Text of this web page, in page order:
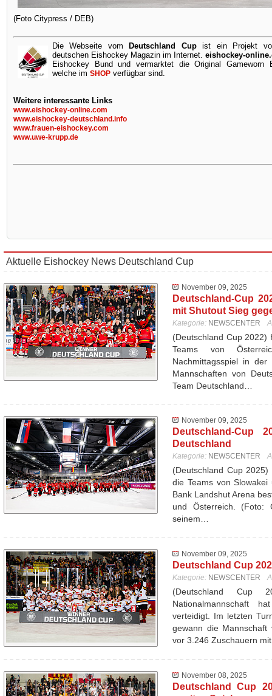
(Foto Citypress / DEB)
Die Webseite vom Deutschland Cupist ein Projekt
deutschen Eishockey Magazin im Internet. eishockey-
Eishockey Bund und vermarktet die Original Gameworn
welche im SHOP verfügbar sind.
Weitere interessante Links
www.eishockey-online.com
www.eishockey-deutschland.info
www.frauen-eishockey.com
www.uwe-krupp.de
Aktuelle Eishockey News Deutschland Cup
November 09, 2025
Deutschland-Cup
mit Shutout Sieg
Kategorie: NEWSCENTER
(Deutschland Cup 2022)
Teams von
Nachmittagsspiel in
Mannschaften von
Team Deutschland…
November 09, 2025
Deutschland-Cup
Deutschland
Kategorie: NEWSCENTER
(Deutschland Cup
die Teams von
Bank Landshut Arena
und Österreich. (Foto:
seinem…
November 09, 2025
Deutschland Cup
Kategorie: NEWSCENTER
(Deutschland Cup
Nationalmannschaft
verteidigt. Im letzten
gewann die Mannschaft
vor 3.246 Zuschauern
November 08, 2025
Deutschland Cup